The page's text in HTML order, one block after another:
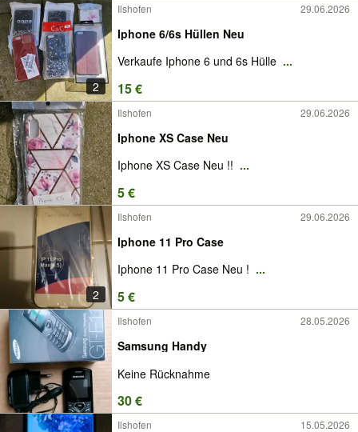
2
Ilshofen 29.06.2026
Iphone 6/6s Hüllen Neu
Verkaufe Iphone 6 und 6s Hülle ...
15 €
Ilshofen 29.06.2026
Iphone XS Case Neu
Iphone XS Case Neu !! ...
5 €
2
Ilshofen 29.06.2026
Iphone 11 Pro Case
Iphone 11 Pro Case Neu ! ...
5 €
Ilshofen 28.05.2026
Samsung Handy
Keine Rücknahme
30 €
Ilshofen 15.05.2026